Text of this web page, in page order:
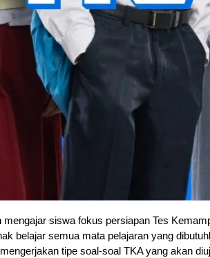
siswa fokus persiapan Tes
belajar semua mata pelajaran yang
tipe soal-soal TKA yang akan